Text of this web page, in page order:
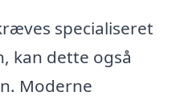
specialiseret
kan dette også
Moderne